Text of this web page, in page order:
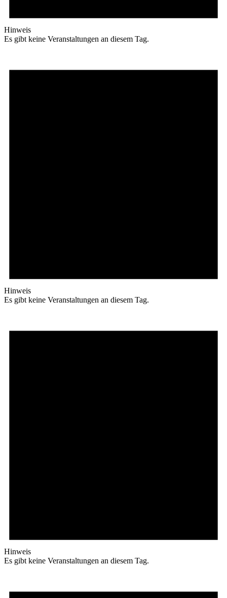
Hinweis
Es gibt keine Veranstaltungen an diesem Tag.
Hinweis
Es gibt keine Veranstaltungen an diesem Tag.
Hinweis
Es gibt keine Veranstaltungen an diesem Tag.